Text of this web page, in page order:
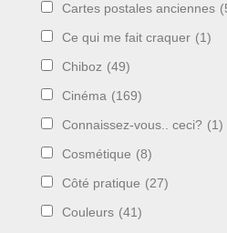
Cartes postales anciennes
Ce qui me fait craquer (1)
Chiboz (49)
Cinéma (169)
Connaissez-vous.. ceci? (1)
Cosmétique (8)
Côté pratique (27)
Couleurs (41)